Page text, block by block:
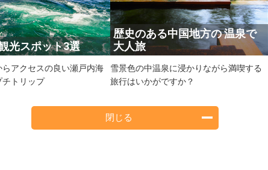
光スポット3選
らアクセスの良い瀬戸内海
チトリップ
歴史のある中国地方の 温泉で
大人旅
雪景色の中温泉に浸かりながら満喫する
旅行はいかがですか？
閉じる